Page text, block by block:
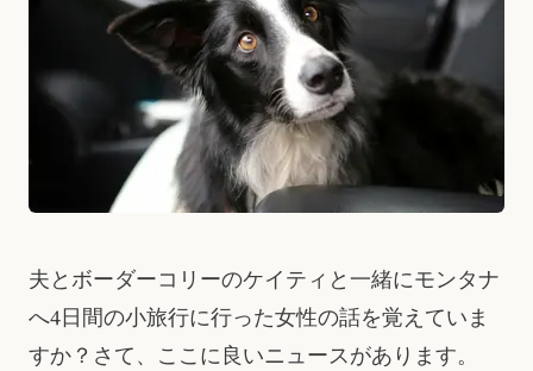
夫とボーダーコリーのケイティと一緒にモンタナ
へ4日間の小旅行に行った女性の話を覚えていま
すか？さて、ここに良いニュースがあります。